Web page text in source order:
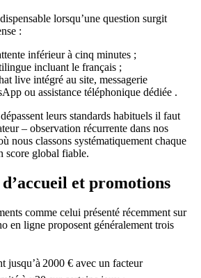
lorsqu’une question surgit
:
inférieur à cinq minutes ;
incluant le français ;
live intégré au site, messagerie
ou assistance téléphonique dédiée .
leurs standards habituels il faut
– observation récurrente dans nos
nous classons systématiquement chaque
score global fiable.
et promotions
comme celui présenté récemment sur
en ligne proposent généralement trois
jusqu’à 2000 € avec un facteur